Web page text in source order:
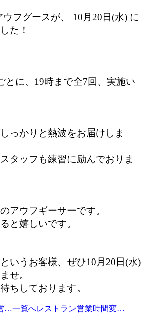
フグースが、 10月20日(水) に
た！
とに、19時まで全7回、実施い
っかりと熱波をお届けしま
タッフも練習に励んでおりま
アウフギーサーです。
と嬉しいです。
いうお客様、ぜひ10月20日(水)
せ。
ちしております。
…一覧へレストラン営業時間変…